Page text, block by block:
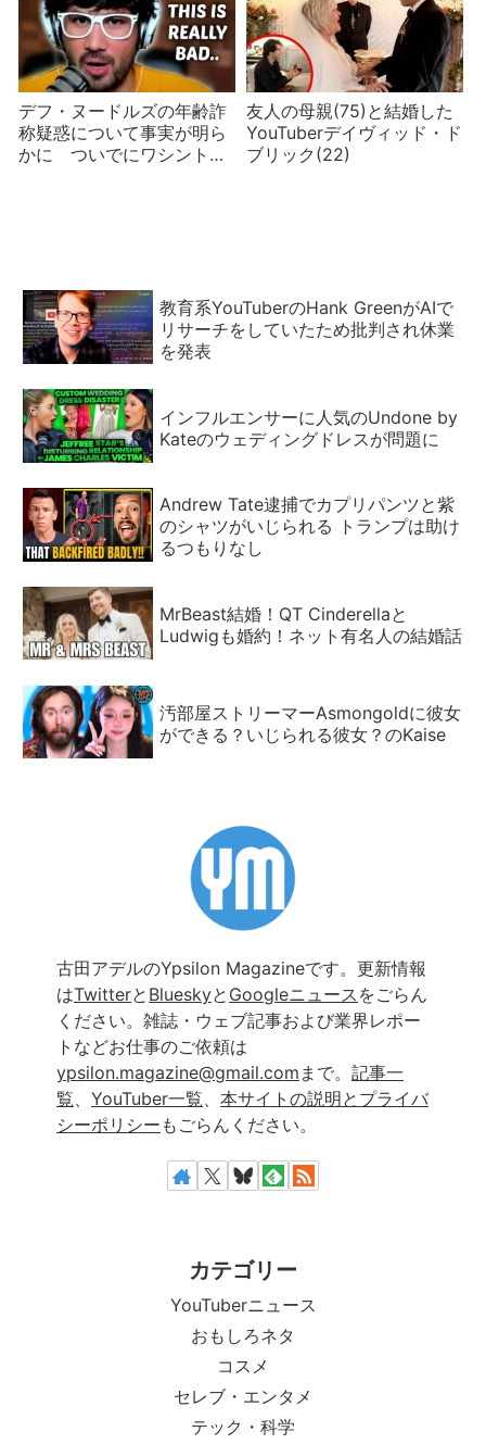
デフ・ヌードルズの年齢詐
称疑惑について事実が明ら
かに ついでにワシントン
友人の母親(75)と結婚した
YouTuberデイヴィッド・ド
ブリック(22)
教育系YouTuberのHank GreenがAIで
リサーチをしていたため批判され休業
を発表
インフルエンサーに人気のUndone by
Kateのウェディングドレスが問題に
Andrew Tate逮捕でカプリパンツと紫
のシャツがいじられる トランプは助け
るつもりなし
MrBeast結婚！QT Cinderellaと
Ludwigも婚約！ネット有名人の結婚話
汚部屋ストリーマーAsmongoldに彼女
ができる？いじられる彼女？のKaise
古田アデルのYpsilon Magazineです。更新情報
はTwitterと Blueskyと Googleニュース をごらん
ください。雑誌・ウェブ記事および業界レポー
トなどお仕事のご依頼は
ypsilon.magazine@gmail.com まで。 記事一
覧
YouTuber一覧
本サイトの説明とプライバ
シーポリシー もごらんください。
カテゴリー
YouTuberニュース
おもしろネタ
コスメ
セレブ・エンタメ
テック・科学